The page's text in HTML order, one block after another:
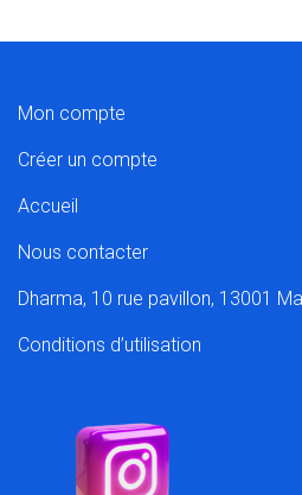
Mon compte
Créer un compte
Accueil
Nous contacter
Dharma, 10 rue pavillon, 13001
Conditions d’utilisation